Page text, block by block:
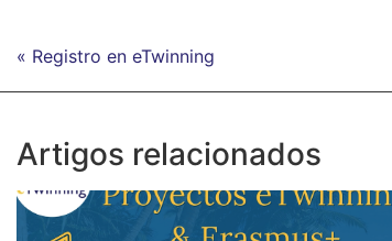
« Registro en eTwinning
Artigos relacionados